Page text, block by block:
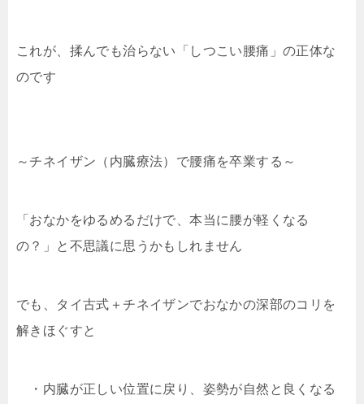
これが、揉んでも治らない「しつこい腰痛」の正体な
のです
～チネイザン（内臓療法）で腰痛を卒業する～
「おなかをゆるめるだけで、本当に腰が軽くなる
の？」と不思議に思うかもしれません
でも、タイ古式＋チネイザンでおなかの深部のコリを
解きほぐすと
・内臓が正しい位置に戻り、姿勢が自然と良くなる